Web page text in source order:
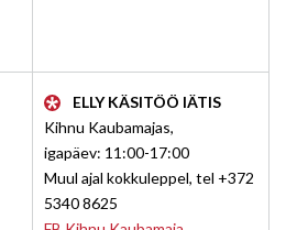
ELLY KÄSITÖÖ IÄTIS
Kihnu Kaubamajas,
igapäev: 11:00-17:00
Muul ajal kokkuleppel, tel +372
5340 8625